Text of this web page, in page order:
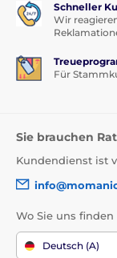
Schneller
Wir
Für
Sie brauchen Rat
Kundendienst ist
Wo Sie uns finden
Deutsch (A)